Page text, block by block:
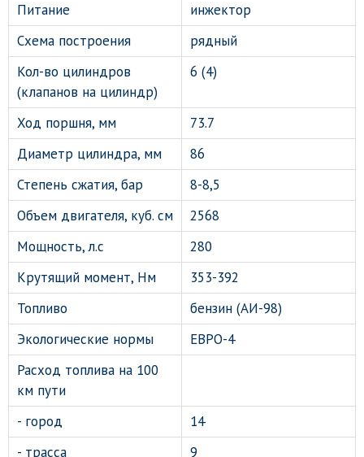
Питание
инжектор
Схема построения
рядный
Кол-во цилиндров
(клапанов на цилиндр)
6 (4)
Ход поршня, мм
73.7
Диаметр цилиндра, мм
86
Степень сжатия, бар
8-8,5
Объем двигателя, куб. см
2568
Мощность, л.с
280
Крутящий момент, Нм
353-392
Топливо
бензин (АИ-98)
Экологические нормы
ЕВРО-4
Расход топлива на 100
км пути
- город
14
- трасса
9